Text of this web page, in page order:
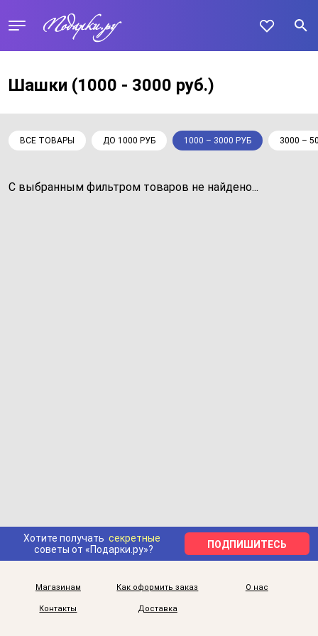
Шашки (1000 - 3000 руб.)
ВСЕ ТОВАРЫ ДО 1000 РУБ 1000 – 3000 РУБ 3000 –
С выбранным фильтром товаров не найдено...
Хотите получать секретные
советы от «Подарки.ру»?
ПОДПИШИТЕСЬ
Магазинам Как оформить заказ О нас
Контакты Доставка